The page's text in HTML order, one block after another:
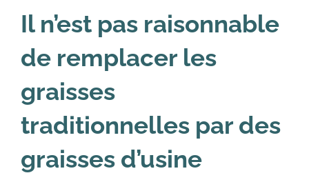
Il n’est pas raisonnable
de remplacer les
graisses
traditionnelles par des
graisses d’usine